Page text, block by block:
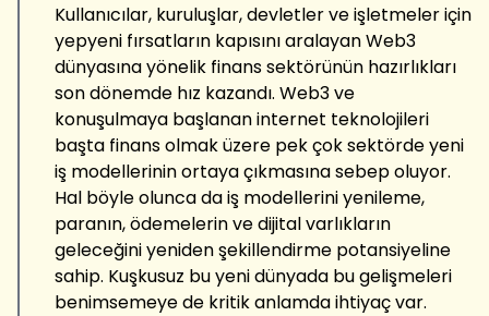
Kullanıcılar, kuruluşlar, devletler ve işletmeler için
yepyeni fırsatların kapısını aralayan Web3
dünyasına yönelik finans sektörünün hazırlıkları
son dönemde hız kazandı. Web3 ve
konuşulmaya başlanan internet teknolojileri
başta finans olmak üzere pek çok sektörde yeni
iş modellerinin ortaya çıkmasına sebep oluyor.
Hal böyle olunca da iş modellerini yenileme,
paranın, ödemelerin ve dijital varlıkların
geleceğini yeniden şekillendirme potansiyeline
sahip. Kuşkusuz bu yeni dünyada bu gelişmeleri
benimsemeye de kritik anlamda ihtiyaç var.